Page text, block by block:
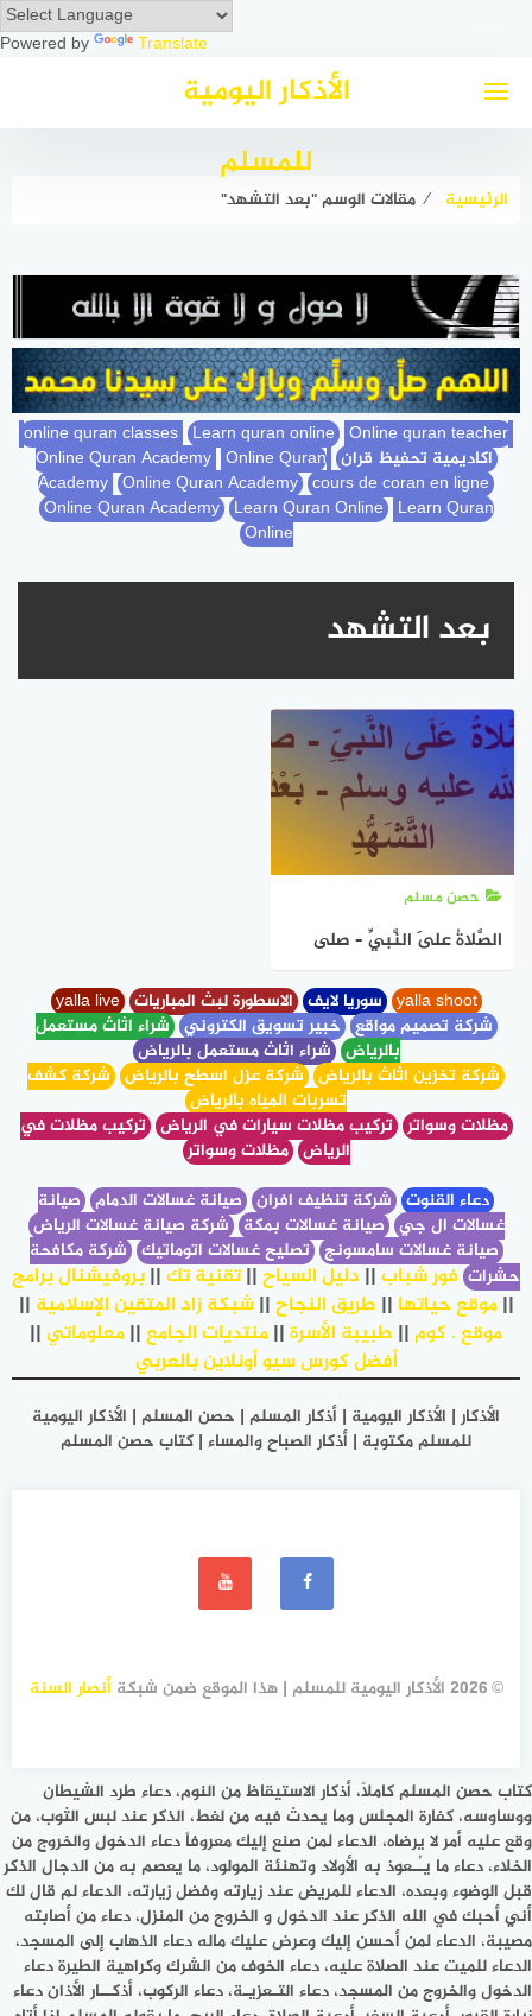
Powered by
Translate
الأذكار اليومية
للمسلم
الرئيسية ⁄ مقالات الوسم "بعد التشهد"
Learn quran online Online quran teacher
اكاديمية تحفيظ قران Online Quran Academy
Online Quran
Academy Online Quran Academycours de coran en ligne
Online Quran AcademyLearn Quran Online Learn Quran
Online
بعد التشهد
حصن مسلم
الصَّلاةُ عَلَى النَّبيِّ – صلى
الله عليه وسلم – بَعْدَ
التَّشَهُّدِ
yalla shoot سوريا لايفالاسطورة لبث المبارياتyalla live
شركة تصميم مواقعخبير تسويق الكترونيشراء اثاث مستعمل
بالرياضشراء اثاث مستعمل بالرياض
شركة تخزين اثاث بالرياضشركة عزل اسطح بالرياضشركة كشف
تسربات المياه بالرياض
مظلات وسواترتركيب مظلات سيارات في الرياضتركيب مظلات في
الرياضمظلات وسواتر
دعاء القنوتشركة تنظيف افرانصيانة غسالات الدمامصيانة
غسالات ال جيصيانة غسالات بمكةشركة صيانة غسالات الرياض
صيانة غسالات سامسونجتصليح غسالات اتوماتيكشركة مكافحة
حشرات فور شباب|| دليل السياح||تقنية تك||بروفيشنال برامج
||موقع حياتها || طريق النجاح||شبكة زاد المتقين الإسلامية ||
موقع . كوم || طبيبة الأسرة||منتديات الجامع||معلوماتي||
أفضل كورس سيو أونلاين بالعربي
الأذكار | الأذكار اليومية | أذكار المسلم | حصن المسلم | الأذكار اليومية
للمسلم مكتوبة | أذكار الصباح والمساء | كتاب حصن المسلم
© 2026 الأذكار اليومية للمسلم | هذا الموقع ضمن شبكة أنصار السنة
كتاب حصن المسلم كاملاً، أذكار الاستيقاظ من النوم، دعاء طرد الشيطان
ووساوسه، كفارة المجلس وما يحدث فيه من لغط، الذكر عند لبس الثوب، من
وقع عليه أمر لا يرضاه، الدعاء لمن صنع إليك معروفاً دعاء الدخول والخروج من
الخلاء، دعاء ما يـُـعوذ به الأولاد وتهنئة المولود، ما يعصم به من الدجال الذكر
قبل الوضوء وبعده، الدعاء للمريض عند زيارته وفضل زيارته، الدعاء لم قال لك
أني أحبك في الله الذكر عند الدخول و الخروج من المنزل، دعاء من أصابته
مصيبة، الدعاء لمن أحسن إليك وعرض عليك ماله دعاء الذهاب إلى المسجد،
الدعاء للميت عند الصلاة عليه، دعاء الخوف من الشرك وكراهية الطيرة دعاء
الدخول والخروج من المسجد، دعاء التـعزيـة، دعاء الركوب، أذكــار الأذان دعاء